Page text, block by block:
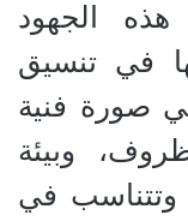
الجهود
في تنسيق
صورة فنية
وبيئة
وتتناسب في